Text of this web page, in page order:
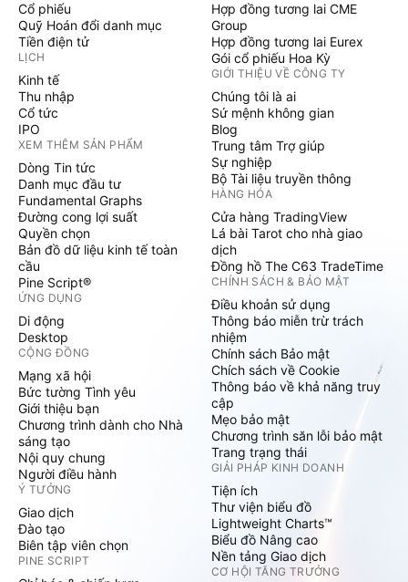
Cổ phiếu
Quỹ Hoán đổi danh mục
Tiền điện tử
LỊCH
Kinh tế
Thu nhập
Cổ tức
IPO
XEM THÊM SẢN PHẨM
Dòng Tin tức
Danh mục đầu tư
Fundamental Graphs
Đường cong lợi suất
Quyền chọn
Bản đồ dữ liệu kinh tế toàn
cầu
Pine Script®
ỨNG DỤNG
Di động
Desktop
CỘNG ĐỒNG
Mạng xã hội
Bức tường Tình yêu
Giới thiệu bạn
Chương trình dành cho Nhà
sáng tạo
Nội quy chung
Người điều hành
Ý TƯỞNG
Giao dịch
Đào tạo
Biên tập viên chọn
PINE SCRIPT
Hợp đồng tương lai CME
Group
Hợp đồng tương lai Eurex
Gói cổ phiếu Hoa Kỳ
GIỚI THIỆU VỀ CÔNG TY
Chúng tôi là ai
Sứ mệnh không gian
Blog
Trung tâm Trợ giúp
Sự nghiệp
Bộ Tài liệu truyền thông
HÀNG HÓA
Cửa hàng TradingView
Lá bài Tarot cho nhà giao
dịch
Đồng hồ The C63 TradeTime
CHÍNH SÁCH & BẢO MẬT
Điều khoản sử dụng
Thông báo miễn trừ trách
nhiệm
Chính sách Bảo mật
Chích sách về Cookie
Thông báo về khả năng truy
cập
Mẹo bảo mật
Chương trình săn lỗi bảo mật
Trang trạng thái
GIẢI PHÁP KINH DOANH
Tiện ích
Thư viện biểu đồ
Lightweight Charts™
Biểu đồ Nâng cao
Nền tảng Giao dịch
CƠ HỘI TĂNG TRƯỞNG